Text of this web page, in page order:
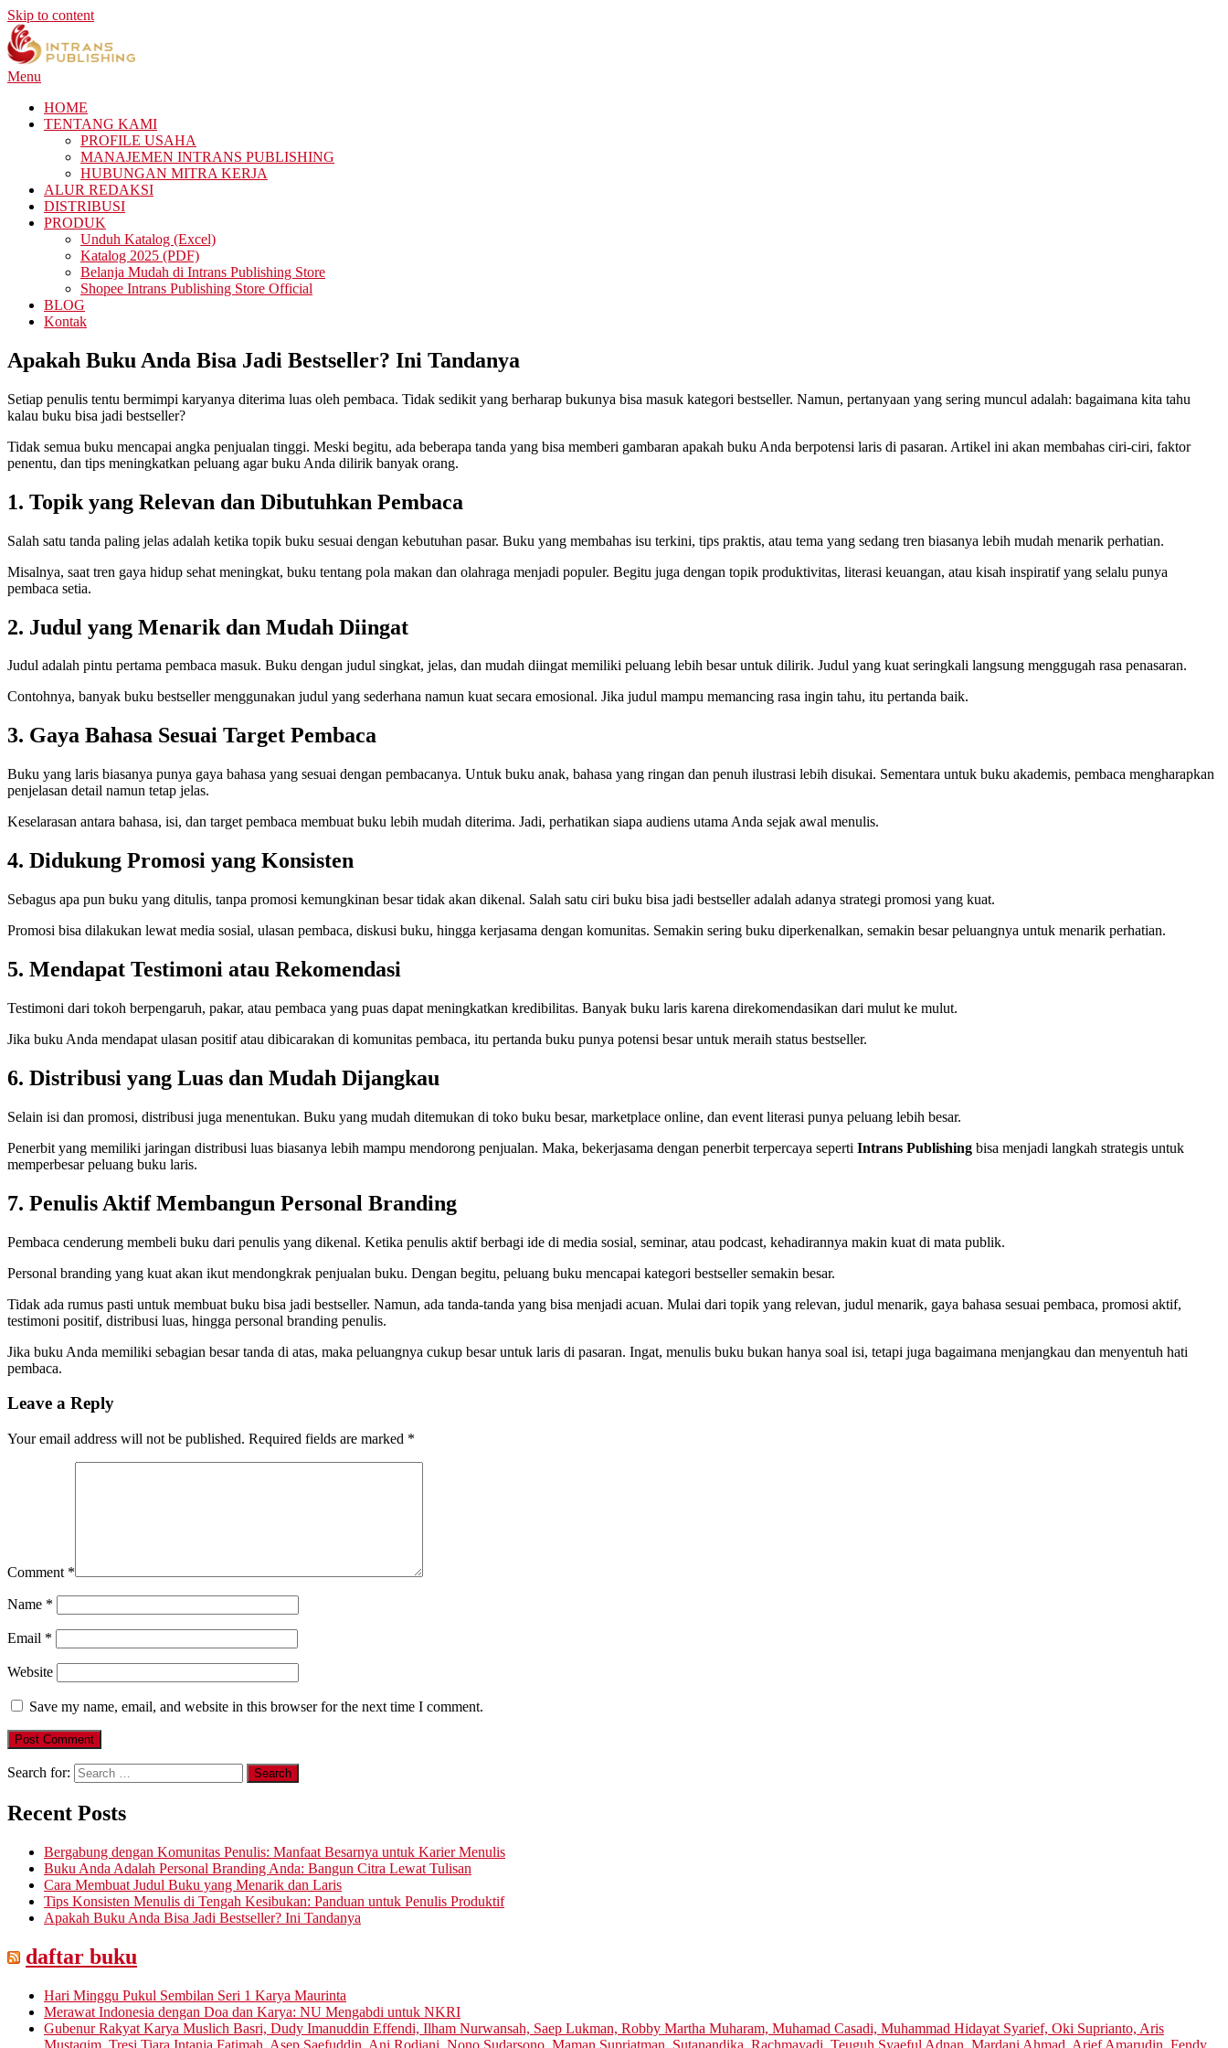
Skip to content
Menu
HOME
TENTANG KAMI
PROFILE USAHA
MANAJEMEN INTRANS PUBLISHING
HUBUNGAN MITRA KERJA
ALUR REDAKSI
DISTRIBUSI
PRODUK
Unduh Katalog (Excel)
Katalog 2025 (PDF)
Belanja Mudah di Intrans Publishing Store
Shopee Intrans Publishing Store Official
BLOG
Kontak
Apakah Buku Anda Bisa Jadi Bestseller? Ini Tandanya
Setiap penulis tentu bermimpi karyanya diterima luas oleh pembaca. Tidak sedikit yang berharap bukunya bisa masuk kategori bestseller. Namun, pertanyaan yang sering muncul adalah: bagaimana kita tahu
kalau buku bisa jadi bestseller?
Tidak semua buku mencapai angka penjualan tinggi. Meski begitu, ada beberapa tanda yang bisa memberi gambaran apakah buku Anda berpotensi laris di pasaran. Artikel ini akan membahas ciri-ciri, faktor
penentu, dan tips meningkatkan peluang agar buku Anda dilirik banyak orang.
1. Topik yang Relevan dan Dibutuhkan Pembaca
Salah satu tanda paling jelas adalah ketika topik buku sesuai dengan kebutuhan pasar. Buku yang membahas isu terkini, tips praktis, atau tema yang sedang tren biasanya lebih mudah menarik perhatian.
Misalnya, saat tren gaya hidup sehat meningkat, buku tentang pola makan dan olahraga menjadi populer. Begitu juga dengan topik produktivitas, literasi keuangan, atau kisah inspiratif yang selalu punya
pembaca setia.
2. Judul yang Menarik dan Mudah Diingat
Judul adalah pintu pertama pembaca masuk. Buku dengan judul singkat, jelas, dan mudah diingat memiliki peluang lebih besar untuk dilirik. Judul yang kuat seringkali langsung menggugah rasa penasaran.
Contohnya, banyak buku bestseller menggunakan judul yang sederhana namun kuat secara emosional. Jika judul mampu memancing rasa ingin tahu, itu pertanda baik.
3. Gaya Bahasa Sesuai Target Pembaca
Buku yang laris biasanya punya gaya bahasa yang sesuai dengan pembacanya. Untuk buku anak, bahasa yang ringan dan penuh ilustrasi lebih disukai. Sementara untuk buku akademis, pembaca mengharapkan
penjelasan detail namun tetap jelas.
Keselarasan antara bahasa, isi, dan target pembaca membuat buku lebih mudah diterima. Jadi, perhatikan siapa audiens utama Anda sejak awal menulis.
4. Didukung Promosi yang Konsisten
Sebagus apa pun buku yang ditulis, tanpa promosi kemungkinan besar tidak akan dikenal. Salah satu ciri buku bisa jadi bestseller adalah adanya strategi promosi yang kuat.
Promosi bisa dilakukan lewat media sosial, ulasan pembaca, diskusi buku, hingga kerjasama dengan komunitas. Semakin sering buku diperkenalkan, semakin besar peluangnya untuk menarik perhatian.
5. Mendapat Testimoni atau Rekomendasi
Testimoni dari tokoh berpengaruh, pakar, atau pembaca yang puas dapat meningkatkan kredibilitas. Banyak buku laris karena direkomendasikan dari mulut ke mulut.
Jika buku Anda mendapat ulasan positif atau dibicarakan di komunitas pembaca, itu pertanda buku punya potensi besar untuk meraih status bestseller.
6. Distribusi yang Luas dan Mudah Dijangkau
Selain isi dan promosi, distribusi juga menentukan. Buku yang mudah ditemukan di toko buku besar, marketplace online, dan event literasi punya peluang lebih besar.
Penerbit yang memiliki jaringan distribusi luas biasanya lebih mampu mendorong penjualan. Maka, bekerjasama dengan penerbit terpercaya seperti Intrans Publishing bisa menjadi langkah strategis untuk
memperbesar peluang buku laris.
7. Penulis Aktif Membangun Personal Branding
Pembaca cenderung membeli buku dari penulis yang dikenal. Ketika penulis aktif berbagi ide di media sosial, seminar, atau podcast, kehadirannya makin kuat di mata publik.
Personal branding yang kuat akan ikut mendongkrak penjualan buku. Dengan begitu, peluang buku mencapai kategori bestseller semakin besar.
Tidak ada rumus pasti untuk membuat buku bisa jadi bestseller. Namun, ada tanda-tanda yang bisa menjadi acuan. Mulai dari topik yang relevan, judul menarik, gaya bahasa sesuai pembaca, promosi aktif,
testimoni positif, distribusi luas, hingga personal branding penulis.
Jika buku Anda memiliki sebagian besar tanda di atas, maka peluangnya cukup besar untuk laris di pasaran. Ingat, menulis buku bukan hanya soal isi, tetapi juga bagaimana menjangkau dan menyentuh hati
pembaca.
Leave a Reply
Your email address will not be published. Required fields are marked *
Comment *
Name *
Email *
Website
Save my name, email, and website in this browser for the next time I comment.
Search for:
Recent Posts
Bergabung dengan Komunitas Penulis: Manfaat Besarnya untuk Karier Menulis
Buku Anda Adalah Personal Branding Anda: Bangun Citra Lewat Tulisan
Cara Membuat Judul Buku yang Menarik dan Laris
Tips Konsisten Menulis di Tengah Kesibukan: Panduan untuk Penulis Produktif
Apakah Buku Anda Bisa Jadi Bestseller? Ini Tandanya
daftar buku
Hari Minggu Pukul Sembilan Seri 1 Karya Maurinta
Merawat Indonesia dengan Doa dan Karya: NU Mengabdi untuk NKRI
Gubenur Rakyat Karya Muslich Basri, Dudy Imanuddin Effendi, Ilham Nurwansah, Saep Lukman, Robby Martha Muharam, Muhamad Casadi, Muhammad Hidayat Syarief, Oki Suprianto, Aris
Mustaqim, Tresi Tiara Intania Fatimah, Asep Saefuddin, Ani Rodiani, Nono Sudarsono, Maman Supriatman, Sutanandika, Rachmayadi, Teuguh Syaeful Adnan, Mardani Ahmad, Arief Amarudin, Fendy